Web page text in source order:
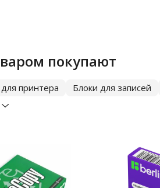
покупают
принтера Блоки для записей